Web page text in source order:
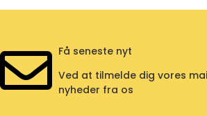
Få seneste nyt
Ved at tilmelde dig vores
nyheder fra os